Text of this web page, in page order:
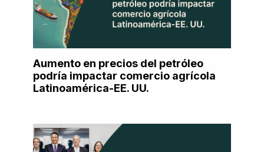
Aumento en precios del petróleo
podría impactar comercio agrícola
Latinoamérica-EE. UU.